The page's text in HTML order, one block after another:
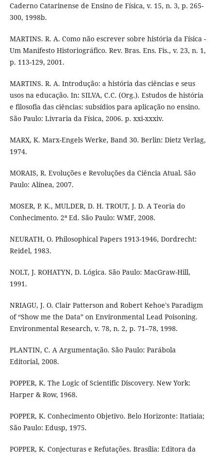
Caderno Catarinense de Ensino de Física, v. 15, n. 3, p. 265-
300, 1998b.
MARTINS. R. A. Como não escrever sobre história da Física -
Um Manifesto Historiográfico. Rev. Bras. Ens. Fis., v. 23, n. 1,
p. 113-129, 2001.
MARTINS. R. A. Introdução: a história das ciências e seus
usos na educação. In: SILVA, C.C. (Org.). Estudos de história
e filosofia das ciências: subsídios para aplicação no ensino.
São Paulo: Livraria da Física, 2006. p. xxi-xxxiv.
MARX, K. Marx-Engels Werke, Band 30. Berlin: Dietz Verlag,
1974.
MORAIS, R. Evoluções e Revoluções da Ciência Atual. São
Paulo: Alínea, 2007.
MOSER, P. K., MULDER, D. H. TROUT, J. D. A Teoria do
Conhecimento. 2ª Ed. São Paulo: WMF, 2008.
NEURATH, O. Philosophical Papers 1913-1946, Dordrecht:
Reidel, 1983.
NOLT, J. ROHATYN, D. Lógica. São Paulo: MacGraw-Hill,
1991.
NRIAGU, J. O. Clair Patterson and Robert Kehoe's Paradigm
of “Show me the Data” on Environmental Lead Poisoning.
Environmental Research, v. 78, n. 2, p. 71–78, 1998.
PLANTIN, C. A Argumentação. São Paulo: Parábola
Editorial, 2008.
POPPER, K. The Logic of Scientific Discovery. New York:
Harper & Row, 1968.
POPPER, K. Conhecimento Objetivo. Belo Horizonte: Itatiaia;
São Paulo: Edusp, 1975.
POPPER, K. Conjecturas e Refutações. Brasília: Editora da